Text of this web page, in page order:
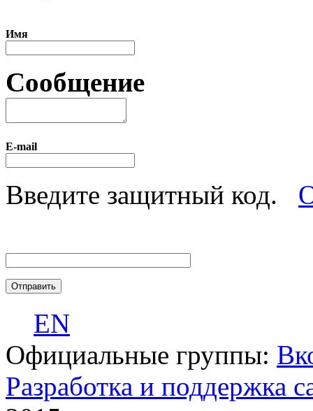
Имя
Сообщение
E-mail
Введите защитный код.
EN
Официальные группы:
Разработка и поддержка